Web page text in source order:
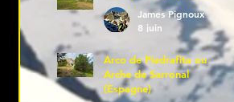
James Pignoux
8 juin
Arco de Piedrafita ou
Arche de Sarronal
(Espagne)